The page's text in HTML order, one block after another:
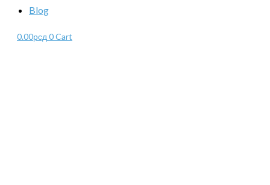
Blog
0.00рсд 0Cart